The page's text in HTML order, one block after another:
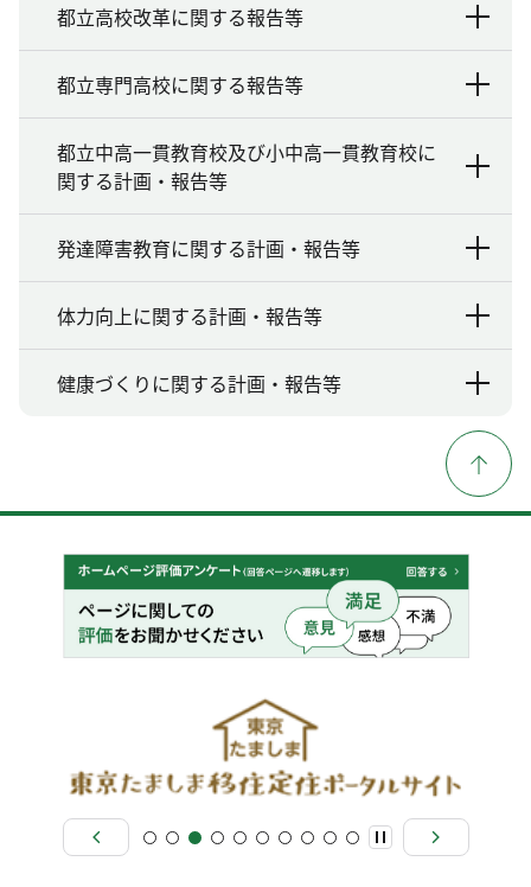
都立高校改革に関する報告等
都立専門高校に関する報告等
都立中高一貫教育校及び小中高一貫教育校に
関する計画・報告等
発達障害教育に関する計画・報告等
体力向上に関する計画・報告等
健康づくりに関する計画・報告等